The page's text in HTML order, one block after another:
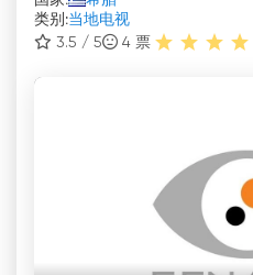
类别:当地电视
3.5 / 5
4 票